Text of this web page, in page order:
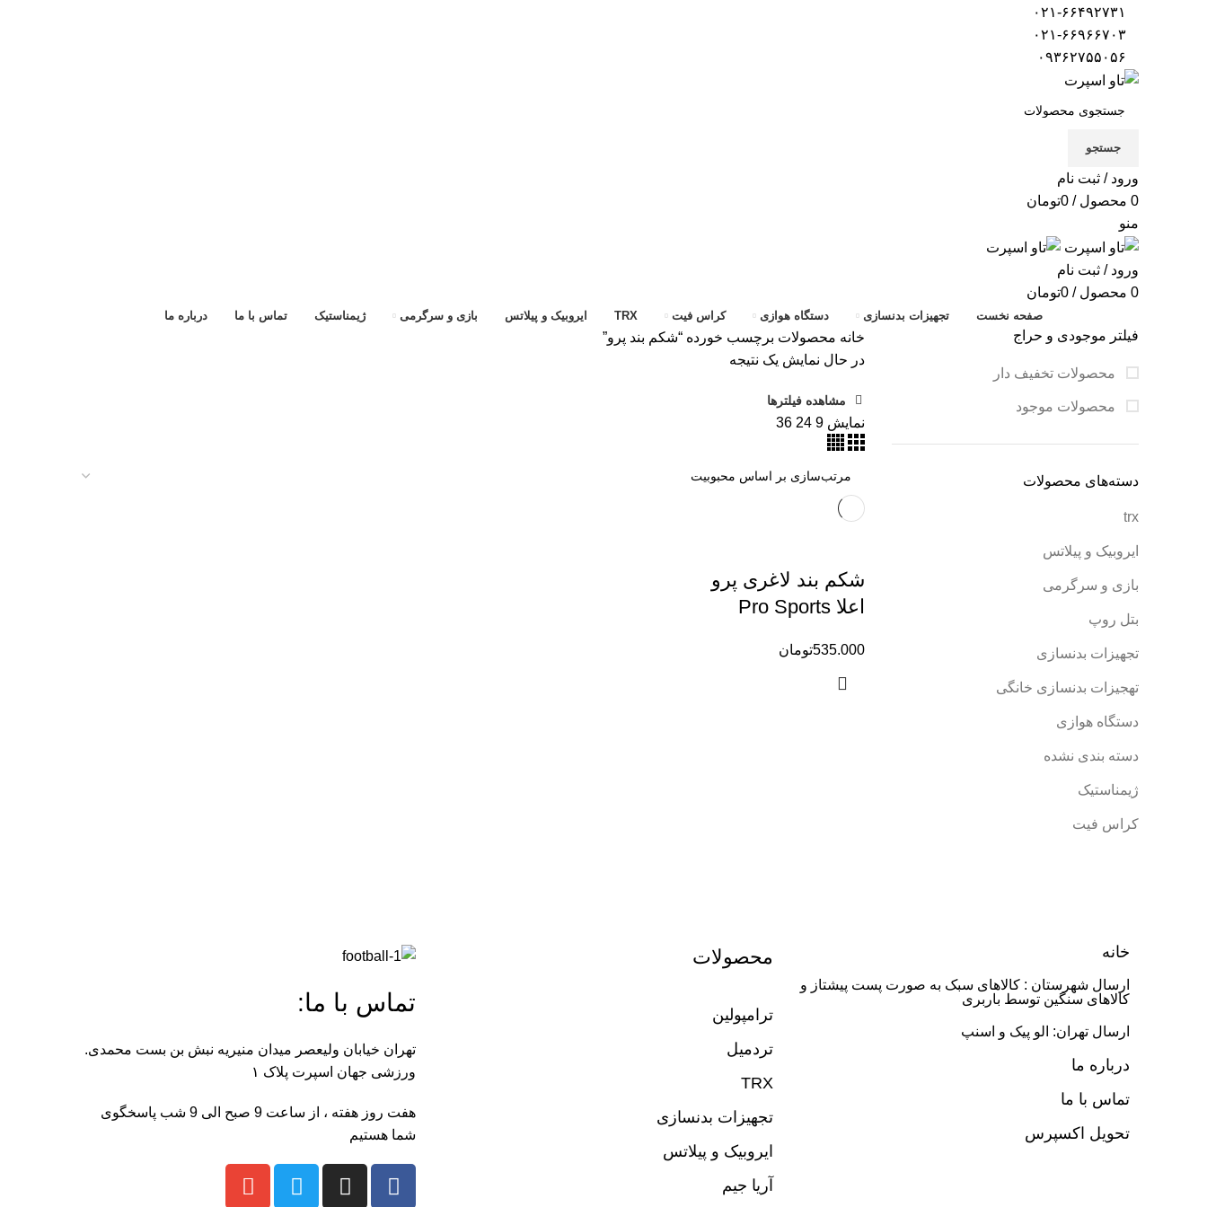
جستجو
ورود / ثبت نام
0 محصول / تومان0
منو
ورود / ثبت نام
0 محصول / تومان0
صفحه نخست تجهیزات بدنسازی دستگاه هوازی کراس فیت TRX ایروبیک و پیلاتس بازی و سرگرمی ژیمناستیک تماس با ما درباره ما
فیلتر موجودی و حراج
محصولات تخفیف دار
محصولات موجود
دسته‌های محصولات
trx
ایروبیک و پیلاتس
بازی و سرگرمی
بتل روپ
تجهیزات بدنسازی
تهجیزات بدنسازی خانگی
دستگاه هوازی
دسته بندی نشده
ژیمناستیک
کراس فیت
خانه محصولات برچسب خورده “شکم بند پرو”
در حال نمایش یک نتیجه
مشاهده فیلترها
نمایش9
24
36
شکم بند لاغری پرو
اعلا Pro Sports
تومان535.000
خانه
ارسال شهرستان : کالاهای سبک به صورت پست پیشتاز و
کالاهای سنگین توسط باربری
ارسال تهران: الو پیک و اسنپ
درباره ما
تماس با ما
تحویل اکسپرس
محصولات
ترامپولین
تردمیل
TRX
تجهیزات بدنسازی
ایروبیک و پیلاتس
آریا جیم
تماس با ما:
تهران خیابان ولیعصر میدان منیریه نبش بن بست محمدی.
ورزشی جهان اسپرت پلاک ۱
هفت روز هفته ، از ساعت 9 صبح الی 9 شب پاسخگوی
شما هستیم